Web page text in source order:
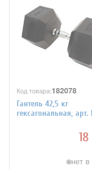
Код товара:182078
Гантель 42,5 кг
гексагональная, арт.
нет